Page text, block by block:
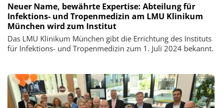
Neuer Name, bewährte Expertise: Abteilung für
Infektions- und Tropenmedizin am LMU Klinikum
München wird zum Institut
Das LMU Klinikum München gibt die Errichtung des Instituts
für Infektions- und Tropenmedizin zum 1. Juli 2024 bekannt.